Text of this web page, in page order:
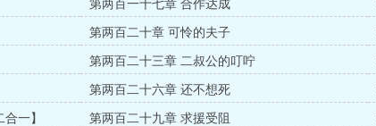
第两百一十七章 合作达成
第两百二十章 可怜的夫子
第两百二十三章 二叔公的叮咛
第两百二十六章 还不想死
一】 第两百二十九章 求援受阻